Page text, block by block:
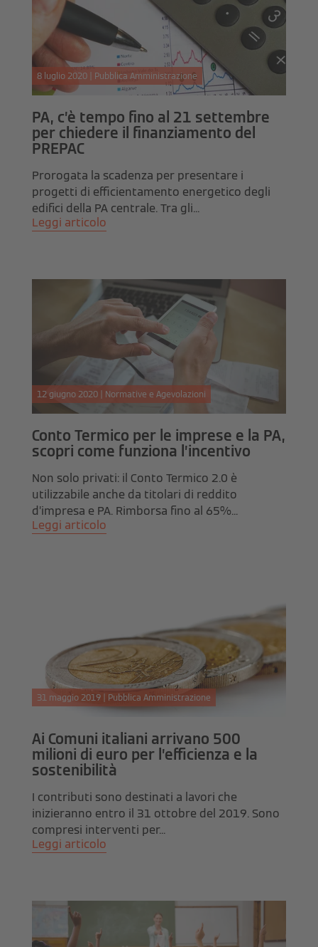
8 luglio 2020 | Pubblica Amministrazione
PA, c’è tempo fino al 21 settembre
per chiedere il finanziamento del
PREPAC
Prorogata la scadenza per presentare i
progetti di efficientamento energetico degli
edifici della PA centrale. Tra gli...
Leggi articolo
12 giugno 2020 | Normative e Agevolazioni
Conto Termico per le imprese e la PA,
scopri come funziona l’incentivo
Non solo privati: il Conto Termico 2.0 è
utilizzabile anche da titolari di reddito
d’impresa e PA. Rimborsa fino al 65%...
Leggi articolo
31 maggio 2019 | Pubblica Amministrazione
Ai Comuni italiani arrivano 500
milioni di euro per l’efficienza e la
sostenibilità
I contributi sono destinati a lavori che
inizieranno entro il 31 ottobre del 2019. Sono
compresi interventi per...
Leggi articolo